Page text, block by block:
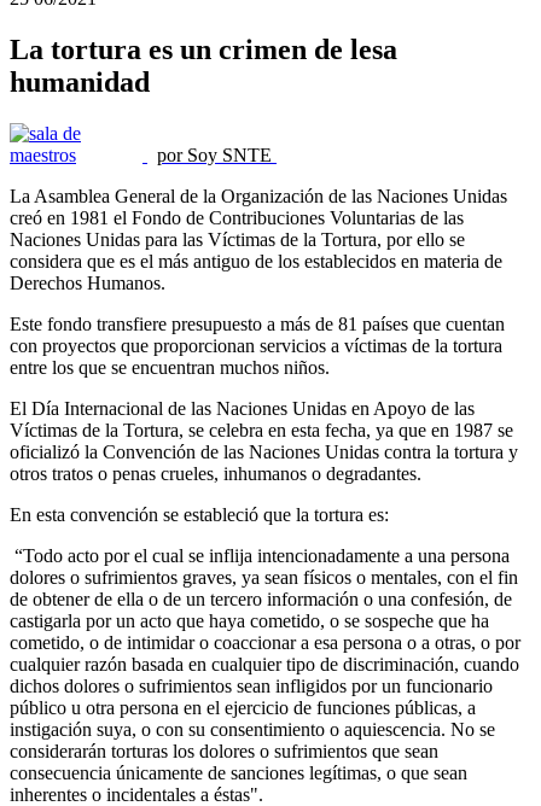
La tortura es un crimen de lesa
humanidad
por Soy SNTE
La Asamblea General de la Organización de las Naciones Unidas
creó en 1981 el Fondo de Contribuciones Voluntarias de las
Naciones Unidas para las Víctimas de la Tortura, por ello se
considera que es el más antiguo de los establecidos en materia de
Derechos Humanos.
Este fondo transfiere presupuesto a más de 81 países que cuentan
con proyectos que proporcionan servicios a víctimas de la tortura
entre los que se encuentran muchos niños.
El Día Internacional de las Naciones Unidas en Apoyo de las
Víctimas de la Tortura, se celebra en esta fecha, ya que en 1987 se
oficializó la Convención de las Naciones Unidas contra la tortura y
otros tratos o penas crueles, inhumanos o degradantes.
En esta convención se estableció que la tortura es:
“Todo acto por el cual se inflija intencionadamente a una persona
dolores o sufrimientos graves, ya sean físicos o mentales, con el fin
de obtener de ella o de un tercero información o una confesión, de
castigarla por un acto que haya cometido, o se sospeche que ha
cometido, o de intimidar o coaccionar a esa persona o a otras, o por
cualquier razón basada en cualquier tipo de discriminación, cuando
dichos dolores o sufrimientos sean infligidos por un funcionario
público u otra persona en el ejercicio de funciones públicas, a
instigación suya, o con su consentimiento o aquiescencia. No se
considerarán torturas los dolores o sufrimientos que sean
consecuencia únicamente de sanciones legítimas, o que sean
inherentes o incidentales a éstas".